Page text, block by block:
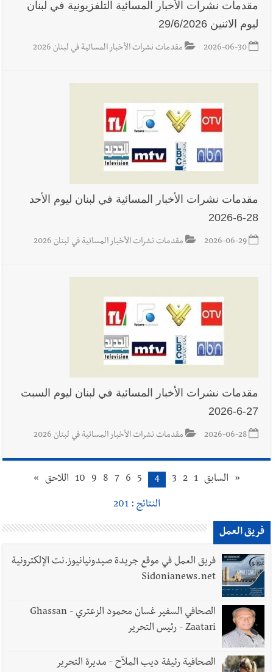
مقدمات نشرات الأخبار المسائية التلفزيونية في لبنان
ليوم الاثنين 29/6/2026
2026-06-30 مقدمات نشرات الأخبار المسائية في لبنان 2026
مقدمات نشرات الأخبار المسائية في لبنان ليوم الأحد
28-6-2026
2026-06-29 مقدمات نشرات الأخبار المسائية في لبنان 2026
مقدمات نشرات الأخبار المسائية في لبنان ليوم السبت
27-6-2026
2026-06-28 مقدمات نشرات الأخبار المسائية في لبنان 2026
« السابق 1
2
3
4
5
6
7
8
9
10 اللاحق »
النتائج : 201
فريق العمل
فريق العمل في موقع جريدة صيدونيانيوز.نت الإلكترونية
Sidonianews.net
الصحافي السفير غسان محمود الزعتري - Ghassan
Zaatari - رئيس التحرير
الصحافية رئيفة ديب الملاّح - مديرة التحرير